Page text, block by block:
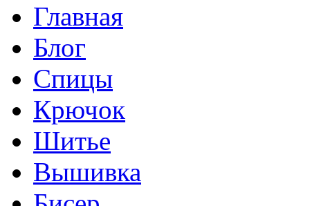
Главная
Блог
Спицы
Крючок
Шитье
Вышивка